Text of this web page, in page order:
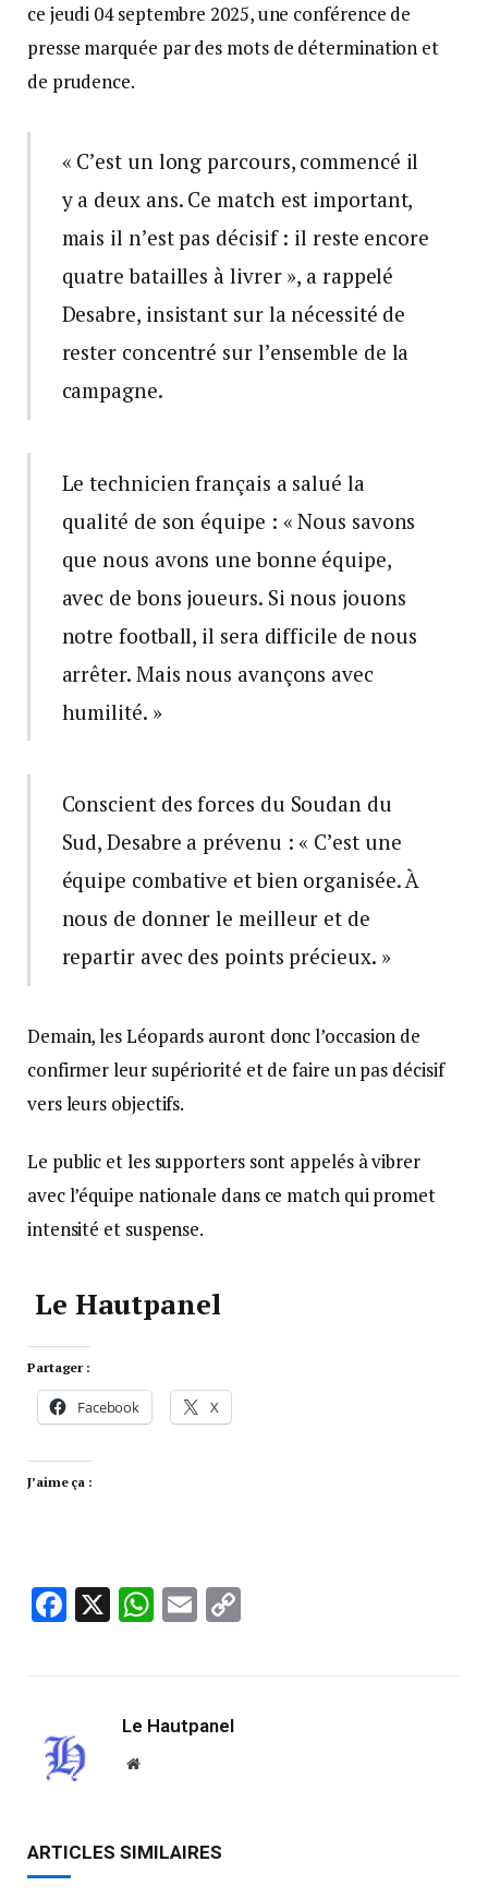
ce jeudi 04 septembre 2025, une conférence de
presse marquée par des mots de détermination et
de prudence.
« C’est un long parcours, commencé il
y a deux ans. Ce match est important,
mais il n’est pas décisif : il reste encore
quatre batailles à livrer », a rappelé
Desabre, insistant sur la nécessité de
rester concentré sur l’ensemble de la
campagne.
Le technicien français a salué la
qualité de son équipe : « Nous savons
que nous avons une bonne équipe,
avec de bons joueurs. Si nous jouons
notre football, il sera difficile de nous
arrêter. Mais nous avançons avec
humilité. »
Conscient des forces du Soudan du
Sud, Desabre a prévenu : « C’est une
équipe combative et bien organisée. À
nous de donner le meilleur et de
repartir avec des points précieux. »
Demain, les Léopards auront donc l’occasion de
confirmer leur supériorité et de faire un pas décisif
vers leurs objectifs.
Le public et les supporters sont appelés à vibrer
avec l’équipe nationale dans ce match qui promet
intensité et suspense.
Le Hautpanel
Partager :
Facebook X
J’aime ça :
Facebook
X WhatsApp
Email
Le Hautpanel
Website
ARTICLES SIMILAIRES